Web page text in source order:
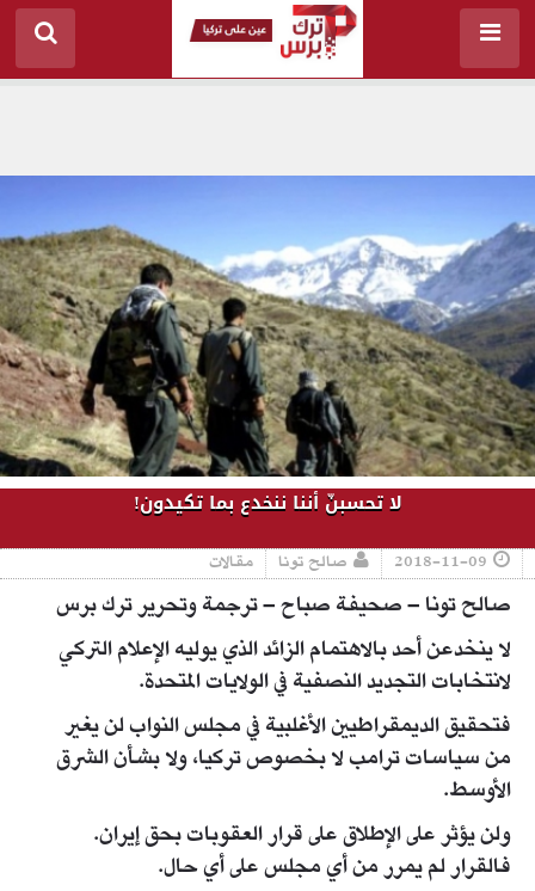
لا تحسبنّ أننا ننخدع بما تكيدون!
2018-11-09 صالح تونا مقالات
صالح تونا – صحيفة صباح – ترجمة وتحرير ترك برس
لا ينخدعن أحد بالاهتمام الزائد الذي يوليه الإعلام التركي
لانتخابات التجديد النصفية في الولايات المتحدة.
فتحقيق الديمقراطيين الأغلبية في مجلس النواب لن يغير
من سياسات ترامب لا بخصوص تركيا، ولا بشأن الشرق
الأوسط.
ولن يؤثر على الإطلاق على قرار العقوبات بحق إيران.
فالقرار لم يمرر من أي مجلس على أي حال.